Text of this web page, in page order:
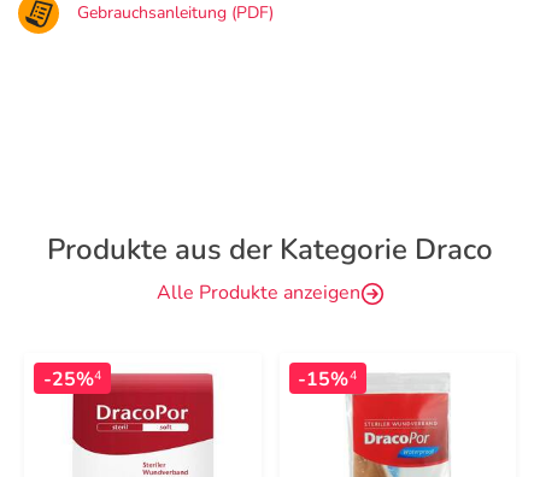
Gebrauchsanleitung (PDF)
Produkte aus der Kategorie Draco
Alle Produkte anzeigen
-25%4 -15%4